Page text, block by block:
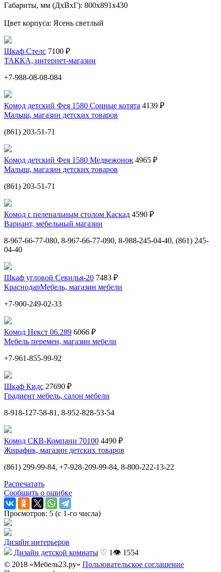
Габариты, мм (ДхВхГ): 800х891х430
Цвет корпуса: Ясень светлый
Шкаф Стелс 7100 ₽
ТАККА, интернет-магазин
+7-988-08-08-084
Комод детский Фея 1580 Сонные котята 4139 ₽
Малыш, магазин детских товаров
(861) 203-51-71
Комод детский Фея 1580 Медвежонок 4965 ₽
Малыш, магазин детских товаров
(861) 203-51-71
Комод с пеленальным столом Каскад 4590 ₽
Вариант, мебельный магазин
8-967-66-77-080, 8-967-66-77-090, 8-988-245-04-40, (861) 245-
04-40
Шкаф угловой Севилья-20 7483 ₽
КраснодарМебель, магазин мебели
+7-900-249-02-33
Комод Некст 06.289 6066 ₽
Мебель перемен, магазин мебели
+7-961-855-99-92
Шкаф Кидс 27690 ₽
Градиент мебель, салон мебели
8-918-127-58-81, 8-952-828-53-54
Комод СКВ-Компани 70100 4490 ₽
Жирафик, магазин детских товаров
(861) 299-99-84, +7-928-209-99-84, 8-800-222-13-22
Распечатать
Сообщить о ошибке
Просмотров: 5 (с 1-го числа)
Дизайн интерьеров
Дизайн детской комнаты ♡ 1 👁 1554
© 2018 «Мебель23.ру» Пользовательское соглашение